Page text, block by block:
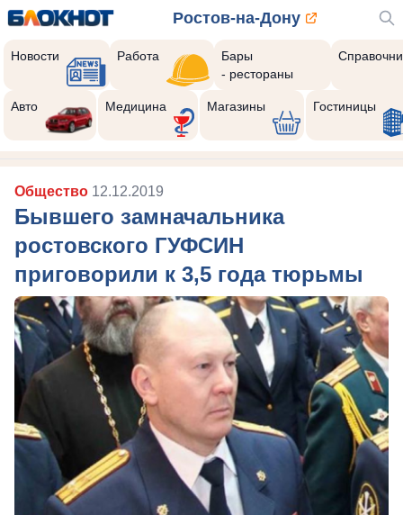
Ростов-на-Дону
Новости Работа
Бары
- рестораны
Авто Медицина Магазины Гостиницы
Общество 12.12.2019
Бывшего замначальника
ростовского ГУФСИН
приговорили к 3,5 года тюрьмы